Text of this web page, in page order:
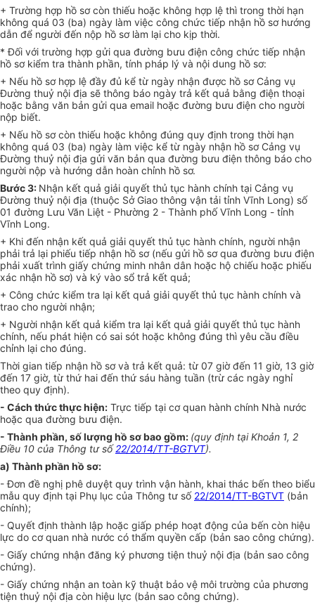
+ Trường hợp hồ sơ còn thiếu hoặc không hợp lệ thì trong thời hạn
không quá 03 (ba) ngày làm việc công chức tiếp nhận hồ sơ hướng
dẫn để người đến nộp hồ sơ làm lại cho kịp thời.
* Đối với trường hợp gửi qua đường bưu điện công chức tiếp nhận
hồ sơ kiểm tra thành phần, tính pháp lý và nội dung hồ sơ:
+ Nếu hồ sơ hợp lệ đầy đủ kể từ ngày nhận được hồ sơ Cảng vụ
Đường thuỷ nội địa sẽ thông báo ngày trả kết quả bằng điện thoại
hoặc bằng văn bản gửi qua email hoặc đường bưu điện cho người
nộp biết.
+ Nếu hồ sơ còn thiếu hoặc không đúng quy định trong thời hạn
không quá 03 (ba) ngày làm việc kể từ ngày nhận hồ sơ Cảng vụ
Đường thuỷ nội địa gửi văn bản qua đường bưu điện thông báo cho
người nộp và hướng dẫn hoàn chỉnh hồ sơ.
Bước 3: Nhận kết quả giải quyết thủ tục hành chính tại Cảng vụ
Đường thuỷ nội địa (thuộc Sở Giao thông vận tải tỉnh Vĩnh Long) số
01 đường Lưu Văn Liệt - Phường 2 - Thành phố Vĩnh Long - tỉnh
Vĩnh Long.
+ Khi đến nhận kết quả giải quyết thủ tục hành chính, người nhận
phải trả lại phiếu tiếp nhận hồ sơ (nếu gửi hồ sơ qua đường bưu điện
phải xuất trình giấy chứng minh nhân dân hoặc hộ chiếu hoặc phiếu
xác nhận hồ sơ) và ký vào sổ trả kết quả;
+ Công chức kiểm tra lại kết quả giải quyết thủ tục hành chính và
trao cho người nhận;
+ Người nhận kết quả kiểm tra lại kết quả giải quyết thủ tục hành
chính, nếu phát hiện có sai sót hoặc không đúng thì yêu cầu điều
chỉnh lại cho đúng.
Thời gian tiếp nhận hồ sơ và trả kết quả: từ 07 giờ đến 11 giờ, 13 giờ
đến 17 giờ, từ thứ hai đến thứ sáu hàng tuần (trừ các ngày nghỉ
theo quy định).
- Cách thức thực hiện: Trực tiếp tại cơ quan hành chính Nhà nước
hoặc qua đường bưu điện.
- Thành phần, số lượng hồ sơ bao gồm: (quy định tại Khoản 1, 2
Điều 10 của Thông tư số22/2014/TT-BGTVT).
a) Thành phần hồ sơ:
- Đơn đề nghị phê duyệt quy trình vận hành, khai thác bến theo biểu
mẫu quy định tại Phụ lục của Thông tư số 22/2014/TT-BGTVT (bản
chính);
- Quyết định thành lập hoặc giấp phép hoạt động của bến còn hiệu
lực do cơ quan nhà nước có thẩm quyền cấp (bản sao công chứng).
- Giấy chứng nhận đăng ký phương tiện thuỷ nội địa (bản sao công
chứng).
- Giấy chứng nhận an toàn kỹ thuật bảo vệ môi trường của phương
tiện thuỷ nội địa còn hiệu lực (bản sao công chứng).